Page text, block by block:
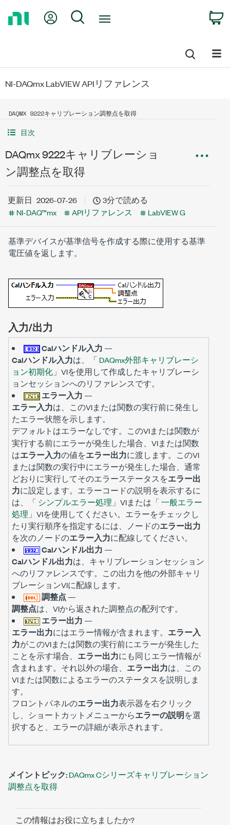
My Account
Search
NI-DAQmx LabVIEW APIリファレンス
DAQMX 9222キャリブレーション調整点を取得
目次
DAQmx 9222キャリブレーショ
ン調整点を取得
更新日 2026-07-26
3分で読める
NI-DAQ™mx
APIリファレンス LabVIEW G
基準デバイスが基準信号を作成する際に使用する基準
電圧値を返します。
入力/出力
Calハンドル入力 —
Calハンドル入力は、「 DAQmx外部キャリブレーシ
ョン初期化 」VIを使用して作成したキャリブレーシ
ョンセッションへのリファレンスです。
エラー入力 —
エラー入力は、このVIまたは関数の実行前に発生し
たエラー状態を示します。
デフォルトはエラーなしです。このVIまたは関数が
実行する前にエラーが発生した場合、VIまたは関数
はエラー入力の値をエラー出力に渡します。このVI
または関数の実行中にエラーが発生した場合、通常
どおりに実行してそのエラーステータスをエラー出
力に設定します。エラーコードの説明を表示するに
は、「 シンプルエラー処理 」VIまたは「一般エラー
処理 」VIを使用してください。エラーをチェックし
たり実行順序を指定するには、ノードのエラー出力
を次のノードのエラー入力に配線してください。
Calハンドル出力 —
Calハンドル出力は、キャリブレーションセッション
へのリファレンスです。この出力を他の外部キャリ
ブレーションVIに配線します。
調整点 —
調整点は、VIから返された調整点の配列です。
エラー出力 —
エラー出力にはエラー情報が含まれます。 エラー入
力がこのVIまたは関数の実行前にエラーが発生した
ことを示す場合、 エラー出力にも同じエラー情報が
含まれます。それ以外の場合、 エラー出力は、この
VIまたは関数によるエラーのステータスを説明しま
す。
フロントパネルのエラー出力表示器を右クリック
し、ショートカットメニューからエラーの説明を選
択すると、エラーの詳細が表示されます。
メイントピック:DAQmx Cシリーズキャリブレーション
調整点を取得
この情報はお役に立ちましたか?